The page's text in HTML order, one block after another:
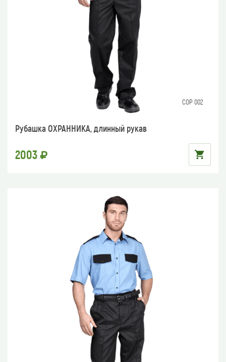
СОР 002
Рубашка ОХРАННИКА, длинный рукав
2003